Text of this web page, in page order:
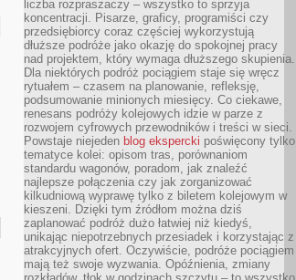
liczba rozpraszaczy – wszystko to sprzyja
koncentracji. Pisarze, graficy, programiści czy
przedsiębiorcy coraz częściej wykorzystują
dłuższe podróże jako okazję do spokojnej pracy
nad projektem, który wymaga dłuższego skupienia.
Dla niektórych podróż pociągiem staje się wręcz
rytuałem – czasem na planowanie, refleksję,
podsumowanie minionych miesięcy. Co ciekawe,
renesans podróży kolejowych idzie w parze z
rozwojem cyfrowych przewodników i treści w sieci.
Powstaje niejeden blog ekspercki poświęcony tylko
tematyce kolei: opisom tras, porównaniom
standardu wagonów, poradom, jak znaleźć
najlepsze połączenia czy jak zorganizować
kilkudniową wyprawę tylko z biletem kolejowym w
kieszeni. Dzięki tym źródłom można dziś
zaplanować podróż dużo łatwiej niż kiedyś,
unikając niepotrzebnych przesiadek i korzystając z
atrakcyjnych ofert. Oczywiście, podróże pociągiem
mają też swoje wyzwania. Opóźnienia, zmiany